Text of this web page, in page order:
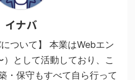
イナバ
について】 本業はWebエン
）として活動しており、こ
・保守もすべて自ら行って